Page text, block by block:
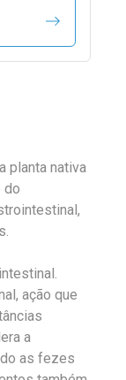
planta nativa
do
ação que
a
as fezes